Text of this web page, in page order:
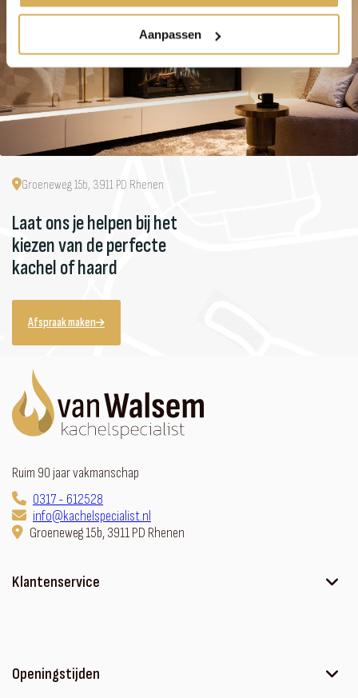
Aanpassen
Groeneweg 15b, 3911 PD Rhenen
Laat ons je helpen bij het
kiezen van de perfecte
kachel of haard
Afspraak maken
Ruim 90 jaar vakmanschap
0317 - 612528
info@kachelspecialist.nl
Groeneweg 15b, 3911 PD Rhenen
Klantenservice
Sfeerhaard met meubel
Openingstijden